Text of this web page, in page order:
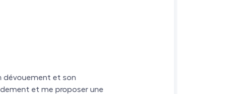
et son
et me proposer une